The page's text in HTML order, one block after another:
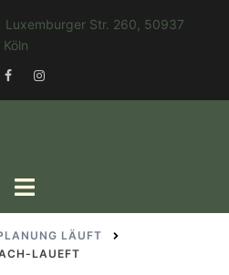
Luxemburger Str. 260, 50937
Köln
FACEBOOKINSTAGRAM
Toggle
LÄUFT
LAUEFT